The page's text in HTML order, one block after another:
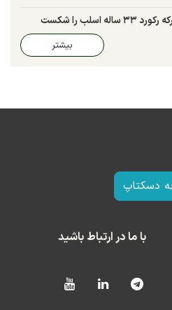
بیشتر
دسکتاپ
با ما در ارتباط باشید